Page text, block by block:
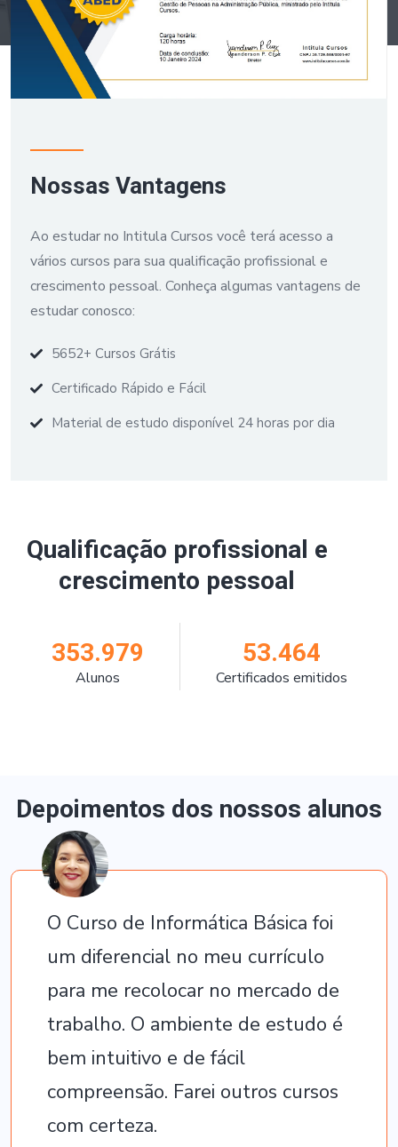
Nossas Vantagens
Ao estudar no Intitula Cursos você terá acesso a
vários cursos para sua qualificação profissional e
crescimento pessoal. Conheça algumas vantagens de
estudar conosco:
5652+ Cursos Grátis
Certificado Rápido e Fácil
Material de estudo disponível 24 horas por dia
Qualificação profissional e
crescimento pessoal
353.979
Alunos
53.464
Certificados emitidos
Depoimentos dos nossos alunos
O Curso de Informática Básica foi
um diferencial no meu currículo
para me recolocar no mercado de
trabalho. O ambiente de estudo é
bem intuitivo e de fácil
compreensão. Farei outros cursos
com certeza.